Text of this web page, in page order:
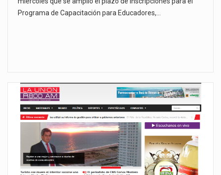
Programa de Capacitación para Educadores,…